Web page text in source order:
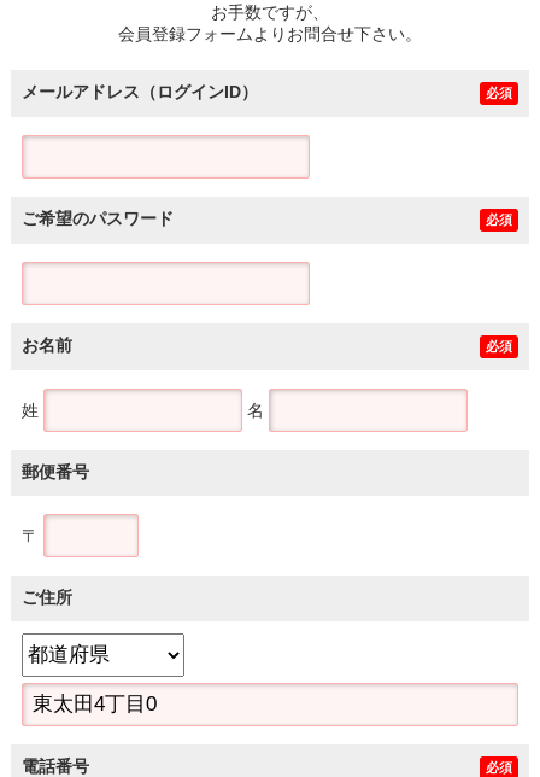
お手数ですが、
会員登録フォームよりお問合せ下さい。
メールアドレス（ログインID） 必須
ご希望のパスワード 必須
お名前 必須
姓 名
郵便番号
〒
ご住所
電話番号 必須